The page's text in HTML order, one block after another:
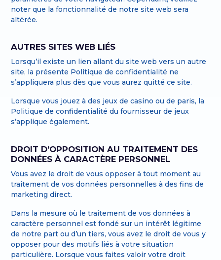
noter que la fonctionnalité de notre site web sera
altérée.
AUTRES SITES WEB LIÉS
Lorsqu’il existe un lien allant du site web vers un autre
site, la présente Politique de confidentialité ne
s’appliquera plus dès que vous aurez quitté ce site.
Lorsque vous jouez à des jeux de casino ou de paris, la
Politique de confidentialité du fournisseur de jeux
s’applique également.
DROIT D’OPPOSITION AU TRAITEMENT DES
DONNÉES À CARACTÈRE PERSONNEL
Vous avez le droit de vous opposer à tout moment au
traitement de vos données personnelles à des fins de
marketing direct.
Dans la mesure où le traitement de vos données à
caractère personnel est fondé sur un intérêt légitime
de notre part ou d’un tiers, vous avez le droit de vous y
opposer pour des motifs liés à votre situation
particulière. Lorsque vous faites valoir votre droit